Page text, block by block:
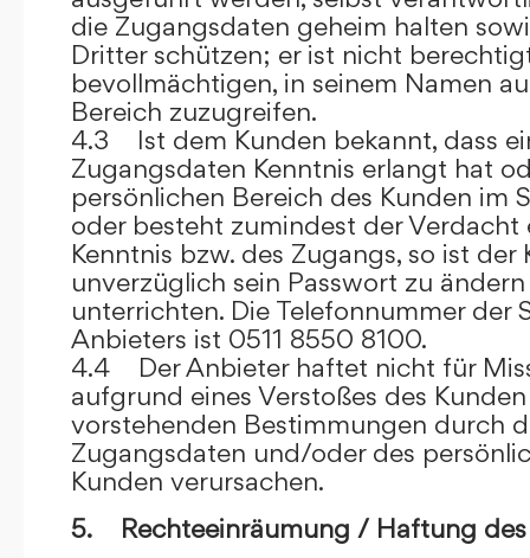
die Zugangsdaten geheim halten
Dritter schützen; er ist nicht
bevollmächtigen, in seinem Namen
Bereich zuzugreifen.
4.3 Ist dem Kunden bekannt, dass
Zugangsdaten Kenntnis erlangt hat
persönlichen Bereich des Kunden im
oder besteht zumindest der Verdacht
Kenntnis bzw. des Zugangs, so ist
unverzüglich sein Passwort zu
unterrichten. Die Telefonnummer der
Anbieters ist 0511 8550 8100.
4.4 Der Anbieter haftet nicht für
aufgrund eines Verstoßes des
vorstehenden Bestimmungen durch
Zugangsdaten und/oder des
Kunden verursachen.
5. Rechteeinräumung / Haftung des